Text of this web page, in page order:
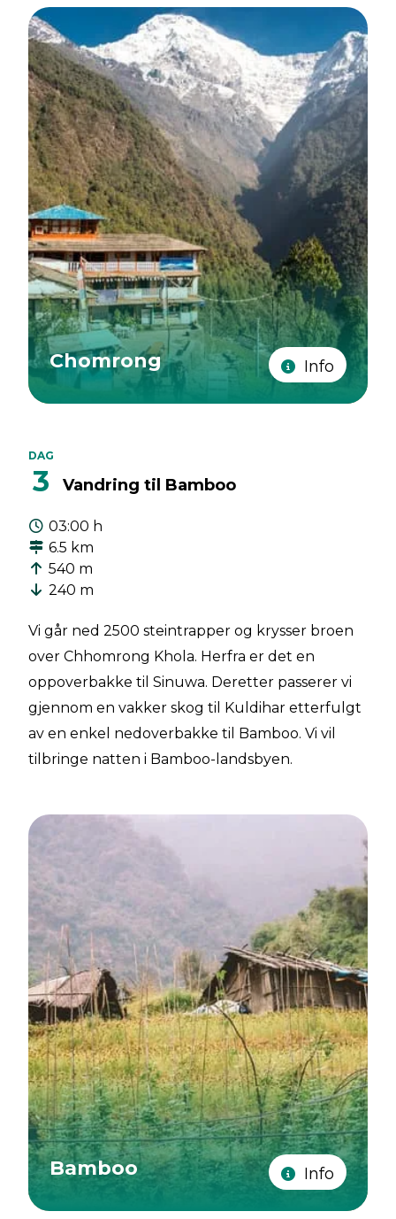
Chomrong Info
DAG
3 Vandring til Bamboo
03:00 h
6.5 km
540 m
240 m
Vi går ned 2500 steintrapper og krysser broen
over Chhomrong Khola. Herfra er det en
oppoverbakke til Sinuwa. Deretter passerer vi
gjennom en vakker skog til Kuldihar etterfulgt
av en enkel nedoverbakke til Bamboo. Vi vil
tilbringe natten i Bamboo-landsbyen.
Bamboo Info